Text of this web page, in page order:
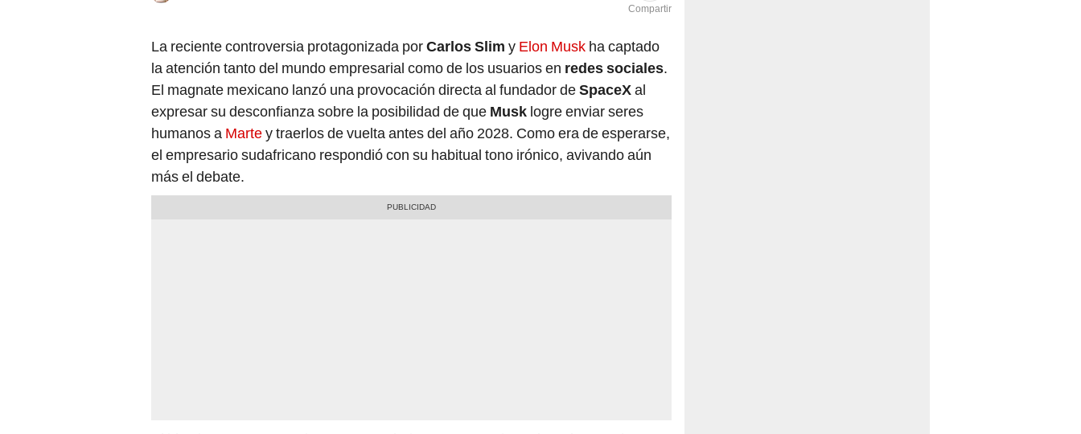
Compartir
La reciente controversia protagonizada porCarlos Slim y Elon Musk ha captado
la atención tanto del mundo empresarial como de los usuarios en redes sociales.
El magnate mexicano lanzó una provocación directa al fundador deSpaceXal
expresar su desconfianza sobre la posibilidad de que Musk logre enviar seres
humanos a Martey traerlos de vuelta antes del año 2028. Como era de esperarse,
el empresario sudafricano respondió con su habitual tono irónico, avivando aún
más el debate.